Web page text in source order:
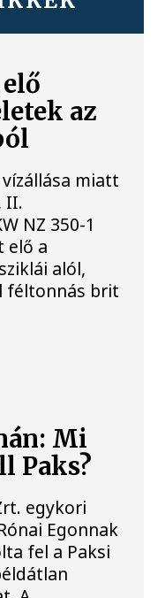
az
miatt
II.
NZ 350-1
elő a
alól,
féltonnás brit
Mi
Paks?
egykori
Egonnak
fel a Paksi